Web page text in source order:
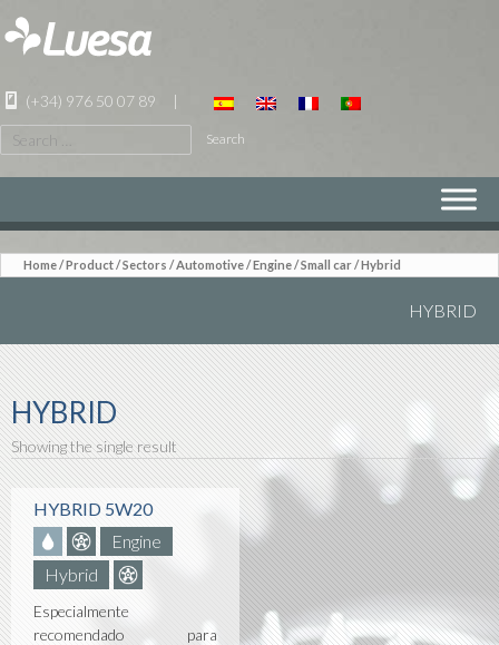
(+34) 976 50 07 89
|
Search
for:
TO
Home /Product / Sectors /Automotive /Engine /Small car / Hybrid
HYBRID
HYBRID
Showing the single result
HYBRID 5W20
Engine
Hybrid
Especialmente
recomendado para